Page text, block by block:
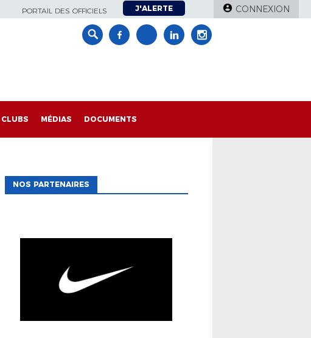
PORTAIL DES OFFICIELS J'ALERTE CONNEXION
CLUBS MÉDIAS DOCUMENTS
NOS PARTENAIRES